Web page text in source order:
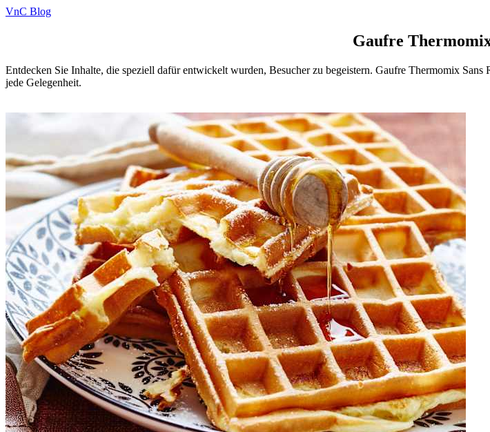
VnC Blog
Gaufre
Entdecken Sie Inhalte, die speziell dafür entwickelt wurden, Besucher zu begeistern. Gaufre Thermomix
jede Gelegenheit.